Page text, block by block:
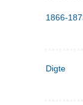
1866-
Digte